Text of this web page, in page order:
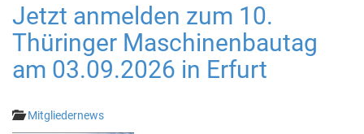
Jetzt anmelden zum 10.
Thüringer Maschinenbautag
am 03.09.2026 in Erfurt
Mitgliedernews